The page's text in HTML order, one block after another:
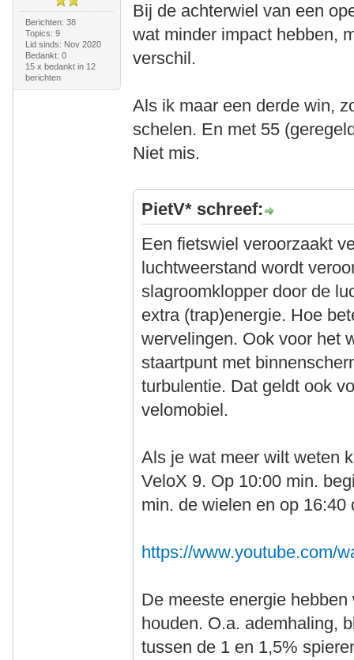
Berichten: 38
Topics: 9
Lid sinds: Nov 2020
Bedankt: 0
15 x bedankt in 12
berichten
Bij de achterwiel van een
wat minder impact hebben,
verschil.
Als ik maar een derde win,
schelen. En met 55
Niet mis.
PietV* schreef:
Een fietswiel veroorzaakt
luchtweerstand wordt
slagroomklopper door de
extra (trap)energie. Hoe
wervelingen. Ook voor het
staartpunt met
turbulentie. Dat geldt ook
velomobiel.
Als je wat meer wilt weten
VeloX 9. Op 10:00 min.
min. de wielen en op 16:40
https://www.youtube.com/
De meeste energie
houden. O.a. ademhaling,
tussen de 1 en 1,5%